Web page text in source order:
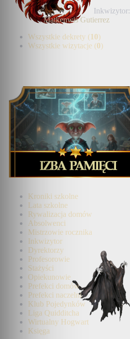
Inkwizytor:
Matkenwis Gutierrez
Wszystkie dekrety (10)
Wszystkie wizytacje (0)
Kroniki szkolne
Lata szkolne
Rywalizacja domów
Absolwenci
Mistrzowie rocznika
Inkwizytor
Dyrektorzy
Profesorowie
Stażyści
Opiekunowie
Prefekci domów
Prefekci naczelni
Klub Pojedynków
Liga Quidditcha
Wirtualny Hogwart
Księga